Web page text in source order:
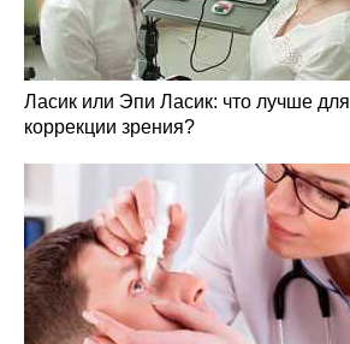
Ласик или Эпи Ласик: что лучше для
коррекции зрения?